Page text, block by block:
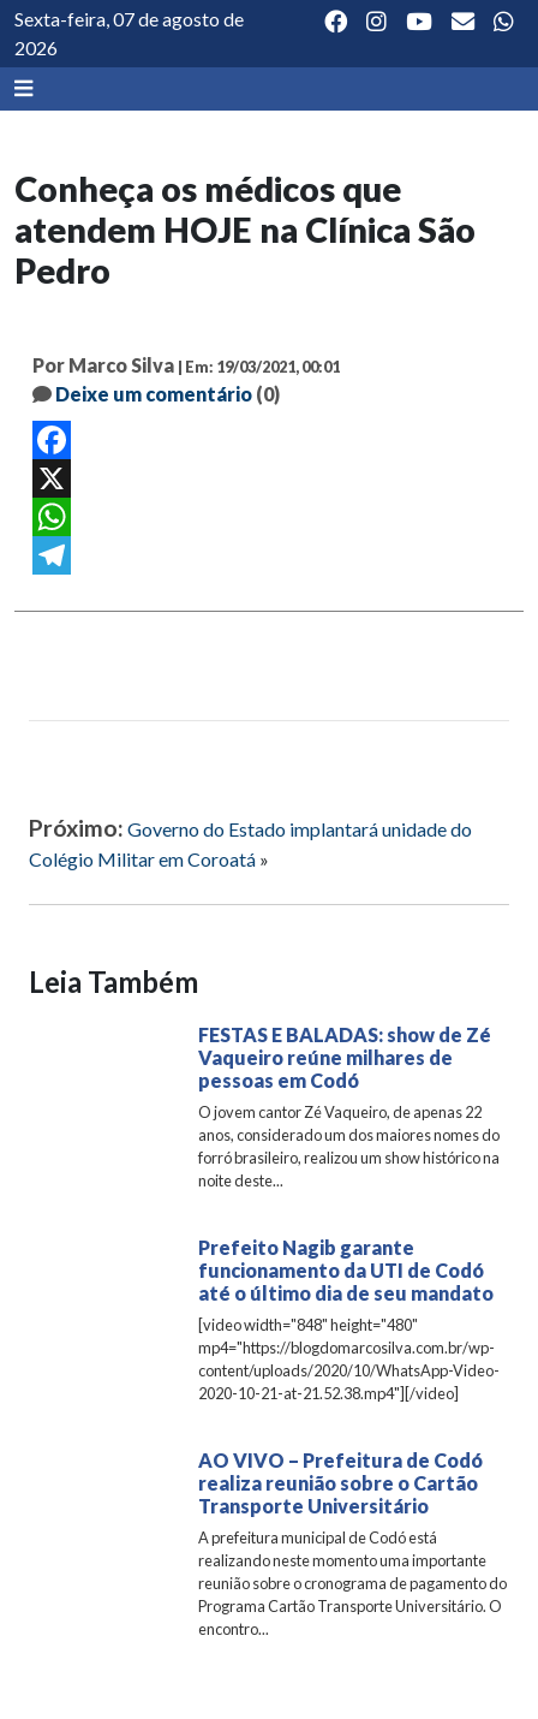
Sexta-feira, 07 de agosto de
2026
Conheça os médicos que
atendem HOJE na Clínica São
Pedro
Por Marco Silva | Em: 19/03/2021, 00:01
Deixe um comentário (0)
Facebook
X
WhatsApp
Próximo: Governo do Estado implantará unidade do
Colégio Militar em Coroatá »
Leia Também
FESTAS E BALADAS: show de Zé
Vaqueiro reúne milhares de
pessoas em Codó
O jovem cantor Zé Vaqueiro, de apenas 22
anos, considerado um dos maiores nomes do
forró brasileiro, realizou um show histórico na
noite deste...
Prefeito Nagib garante
funcionamento da UTI de Codó
até o último dia de seu mandato
[video width="848" height="480"
mp4="https://blogdomarcosilva.com.br/wp-
content/uploads/2020/10/WhatsApp-Video-
2020-10-21-at-21.52.38.mp4"][/video]
AO VIVO – Prefeitura de Codó
realiza reunião sobre o Cartão
Transporte Universitário
A prefeitura municipal de Codó está
realizando neste momento uma importante
reunião sobre o cronograma de pagamento do
Programa Cartão Transporte Universitário. O
encontro...